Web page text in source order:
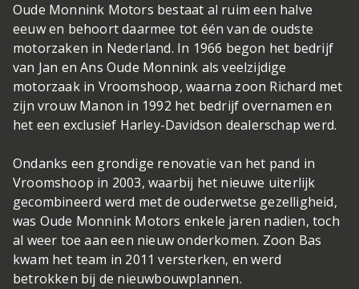
Oude Monnink Motors bestaat al ruim een halve
eeuw en behoort daarmee tot één van de oudste
motorzaken in Nederland. In 1966 begon het bedrijf
van Jan en Ans Oude Monnink als veelzijdige
motorzaak in Vroomshoop, waarna zoon Richard met
zijn vrouw Manon in 1992 het bedrijf overnamen en
het een exclusief Harley-Davidson dealerschap werd.
Ondanks een grondige renovatie van het pand in
Vroomshoop in 2003, waarbij het nieuwe uiterlijk
gecombineerd werd met de ouderwetse gezelligheid,
was Oude Monnink Motors enkele jaren nadien, toch
al weer toe aan een nieuw onderkomen. Zoon Bas
kwam het team in 2011 versterken, en werd
betrokken bij de nieuwbouwplannen.